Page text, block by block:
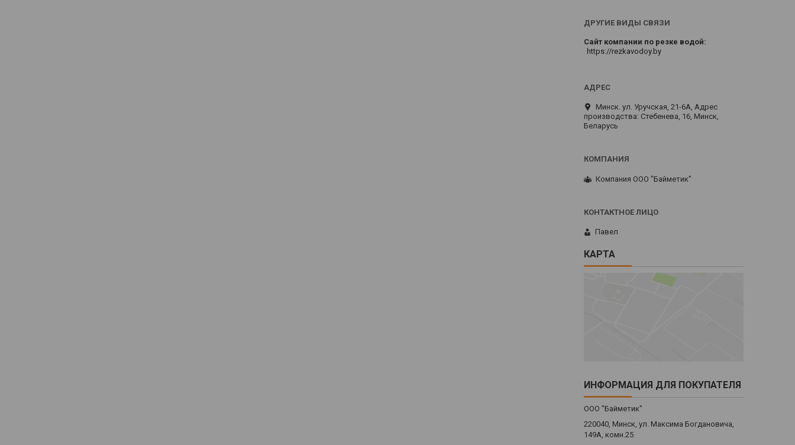
ДРУГИЕ ВИДЫ СВЯЗИ
Сайт компании по резке водой
https://rezkavodoy.by
Минск. ул. Уручская, 21-6А, Адрес
производства: Стебенева, 16, Минск,
Беларусь
Компания ООО "Байметик"
Павел
КАРТА
ИНФОРМАЦИЯ ДЛЯ ПОКУПАТЕЛЯ
ООО "Байметик"
220040, Минск, ул. Максима Богдановича,
149А, комн.25